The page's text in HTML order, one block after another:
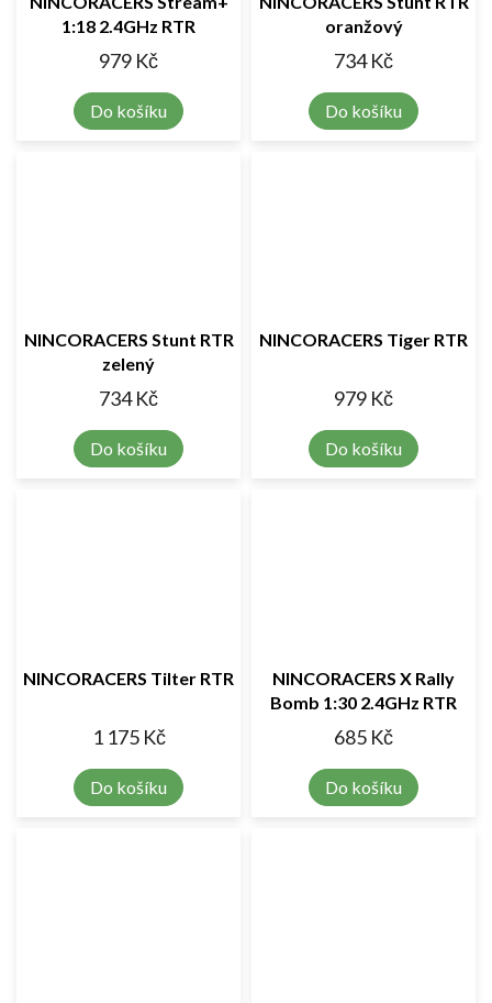
1:18 2.4GHz RTR
979 Kč
Do košíku
oranžový
734 Kč
Do košíku
NINCORACERS Stunt RTR
zelený
734 Kč
Do košíku
NINCORACERS Tiger RTR
979 Kč
Do košíku
NINCORACERS Tilter RTR
1 175 Kč
Do košíku
NINCORACERS X Rally
Bomb 1:30 2.4GHz RTR
685 Kč
Do košíku